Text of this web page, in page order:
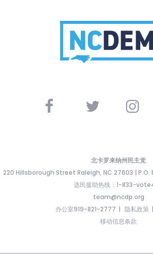
北卡罗来纳州民主党
220 Hillsborough Street Raleigh, NC 27603 | P.O.
选民援助热线：1-833-
team@ncdp.org
办公室919-821-2777
隐私政策
移动信息条款